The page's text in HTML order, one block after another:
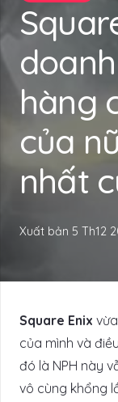
hàng
của
nhất
Xuất bản 5 Th12
Square Enix
của mình và
đó là NPH này
vô cùng khổng